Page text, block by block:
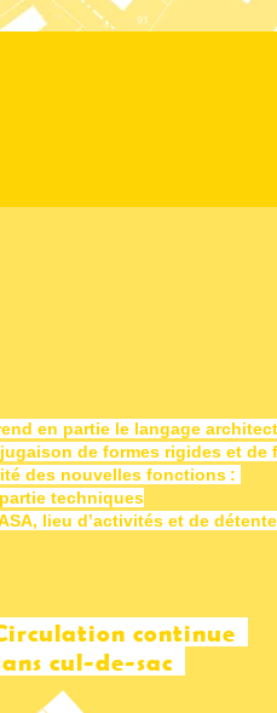
en partie le langage
de formes rigides et de
des nouvelles fonctions :
techniques
lieu d’activités et de détente
continue
cul-de-sac